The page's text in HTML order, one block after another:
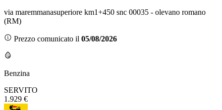
via maremmanasuperiore km1+450 snc 00035 - olevano romano
(RM)
Prezzo comunicato il 05/08/2026
Benzina
SERVITO
1.929 €